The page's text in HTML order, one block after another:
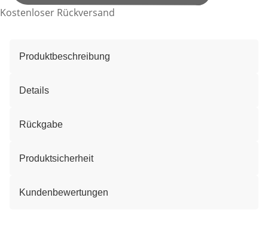
Kostenloser Rückversand
Produktbeschreibung
Details
Rückgabe
Produktsicherheit
Kundenbewertungen